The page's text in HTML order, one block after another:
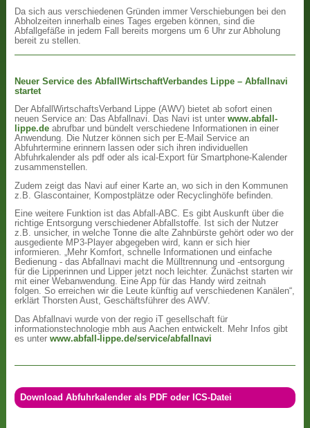
Da sich aus verschiedenen Gründen immer Verschiebungen bei den
Abholzeiten innerhalb eines Tages ergeben können, sind die
Abfallgefäße in jedem Fall bereits morgens um 6 Uhr zur Abholung
bereit zu stellen.
Neuer Service des AbfallWirtschaftVerbandes Lippe – Abfallnavi
startet
Der AbfallWirtschaftsVerband Lippe (AWV) bietet ab sofort einen
neuen Service an: Das Abfallnavi. Das Navi ist unterwww.abfall-
lippe.de abrufbar und bündelt verschiedene Informationen in einer
Anwendung. Die Nutzer können sich per E-Mail Service an
Abfuhrtermine erinnern lassen oder sich ihren individuellen
Abfuhrkalender als pdf oder als ical-Export für Smartphone-Kalender
zusammenstellen.
Zudem zeigt das Navi auf einer Karte an, wo sich in den Kommunen
z.B. Glascontainer, Kompostplätze oder Recyclinghöfe befinden.
Eine weitere Funktion ist das Abfall-ABC. Es gibt Auskunft über die
richtige Entsorgung verschiedener Abfallstoffe. Ist sich der Nutzer
z.B. unsicher, in welche Tonne die alte Zahnbürste gehört oder wo der
ausgediente MP3-Player abgegeben wird, kann er sich hier
informieren. „Mehr Komfort, schnelle Informationen und einfache
Bedienung - das Abfallnavi macht die Mülltrennung und -entsorgung
für die Lipperinnen und Lipper jetzt noch leichter. Zunächst starten wir
mit einer Webanwendung. Eine App für das Handy wird zeitnah
folgen. So erreichen wir die Leute künftig auf verschiedenen Kanälen“,
erklärt Thorsten Aust, Geschäftsführer des AWV.
Das Abfallnavi wurde von der regio iT gesellschaft für
informationstechnologie mbh aus Aachen entwickelt. Mehr Infos gibt
es unterwww.abfall-lippe.de/service/abfallnavi
Download Abfuhrkalender als PDF oder ICS-Datei